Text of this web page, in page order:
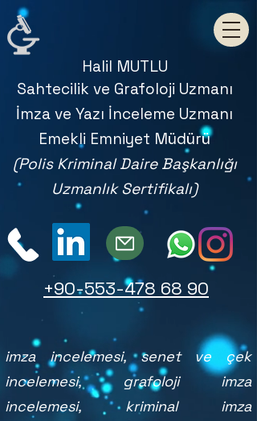
Halil MUTLU
Sahtecilik ve Grafoloji Uzmanı
İmza ve Yazı İnceleme Uzmanı
Emekli Emniyet Müdürü
(Polis Kriminal Daire Başkanlığı
Uzmanlık Sertifikalı)
+90-553-478 68 90
imza incelemesi, senet ve çek
incelemesi, grafoloji imza
incelemesi, kriminal imza